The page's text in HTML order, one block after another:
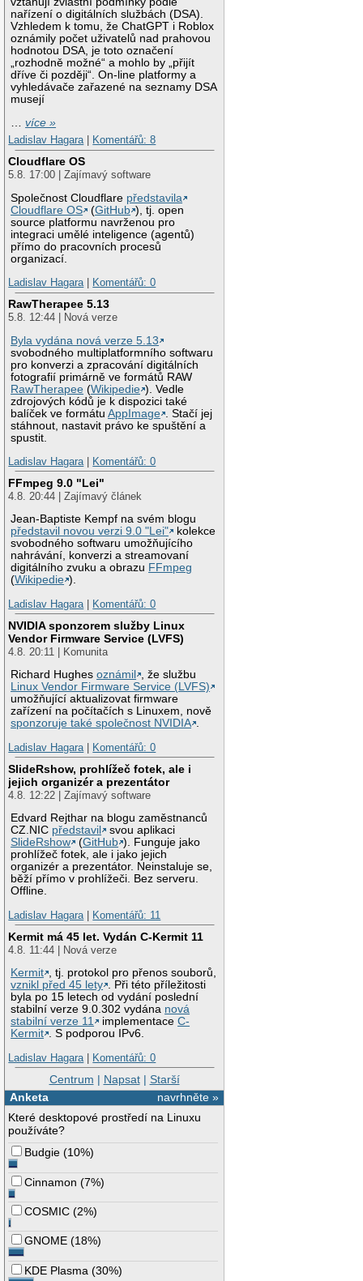
nařízení o digitálních službách (DSA).
Vzhledem k tomu, že ChatGPT i Roblox
oznámily počet uživatelů nad prahovou
hodnotou DSA, je toto označení
„rozhodně možné“ a mohlo by „přijít
dříve či později“. On-line platformy a
vyhledávače zařazené na seznamy DSA
musejí
…více »
Ladislav Hagara| Komentářů: 8
Cloudflare OS
5.8. 17:00 | Zajímavý software
Společnost Cloudflare představila
Cloudflare OS
(GitHub ), tj. open
source platformu navrženou pro
integraci umělé inteligence (agentů)
přímo do pracovních procesů
organizací.
Ladislav Hagara| Komentářů: 0
RawTherapee 5.13
5.8. 12:44 | Nová verze
Byla vydána nová verze 5.13
svobodného multiplatformního softwaru
pro konverzi a zpracování digitálních
fotografií primárně ve formátů RAW
RawTherapee (Wikipedie ). Vedle
zdrojových kódů je k dispozici také
balíček ve formátuAppImage
. Stačí jej
stáhnout, nastavit právo ke spuštění a
spustit.
Ladislav Hagara| Komentářů: 0
FFmpeg 9.0 "Lei"
4.8. 20:44 | Zajímavý článek
Jean-Baptiste Kempf na svém blogu
představil novou verzi 9.0 "Lei"
kolekce
svobodného softwaru umožňujícího
nahrávání, konverzi a streamovaní
digitálního zvuku a obrazu FFmpeg
(Wikipedie ).
Ladislav Hagara| Komentářů: 0
NVIDIA sponzorem služby Linux
Vendor Firmware Service (LVFS)
4.8. 20:11 | Komunita
Richard Hughesoznámil
, že službu
Linux Vendor Firmware Service (LVFS)
umožňující aktualizovat firmware
zařízení na počítačích s Linuxem, nově
sponzoruje také společnost NVIDIA .
Ladislav Hagara| Komentářů: 0
SlideRshow, prohlížeč fotek, ale i
jejich organizér a prezentátor
4.8. 12:22 | Zajímavý software
Edvard Rejthar na blogu zaměstnanců
CZ.NIC představil
svou aplikaci
SlideRshow
(GitHub ). Funguje jako
prohlížeč fotek, ale i jako jejich
organizér a prezentátor. Neinstaluje se,
běží přímo v prohlížeči. Bez serveru.
Offline.
Ladislav Hagara| Komentářů: 11
Kermit má 45 let. Vydán C-Kermit 11
4.8. 11:44 | Nová verze
Kermit , tj. protokol pro přenos souborů,
vznikl před 45 lety . Při této příležitosti
byla po 15 letech od vydání poslední
stabilní verze 9.0.302 vydána nová
stabilní verze 11
implementaceC-
Kermit . S podporou IPv6.
Ladislav Hagara| Komentářů: 0
Centrum | Napsat| Starší
navrhněte »
Anketa
Které desktopové prostředí na Linuxu
používáte?
Budgie (10%)
Cinnamon (7%)
COSMIC (2%)
GNOME (18%)
KDE Plasma (30%)